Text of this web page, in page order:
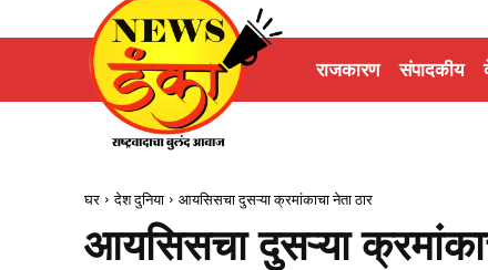
राजकारण संपादकीय
घर देश दुनिया आयसिसचा दुसऱ्या क्रमांकाचा नेता ठार
आयसिसचा दुसऱ्या